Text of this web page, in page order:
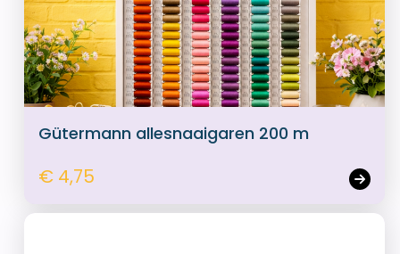
Gütermann allesnaaigaren 200 m
€ 4,75